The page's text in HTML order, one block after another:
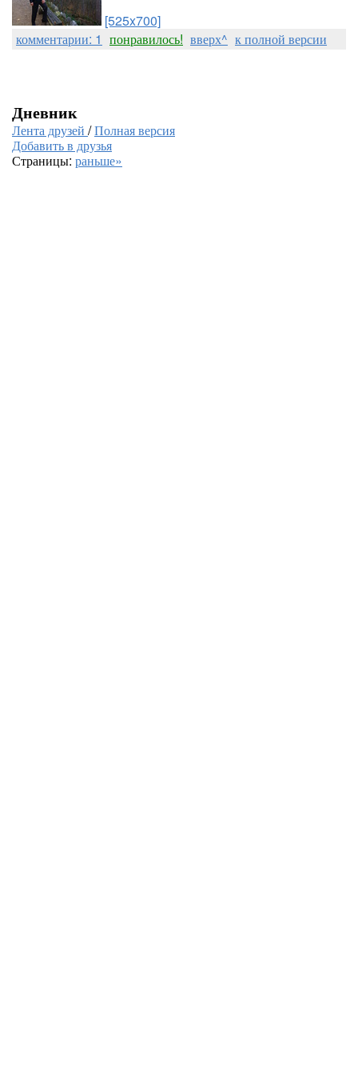
[525x700]
комментарии: 1 понравилось! вверх^ к полной версии
Дневник
Лента друзей /Полная версия
Добавить в друзья
Страницы: раньше»